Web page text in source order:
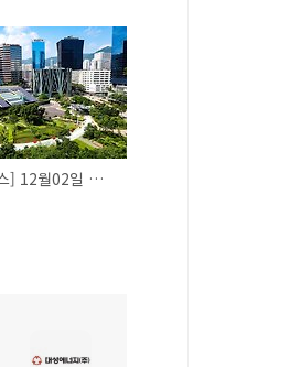
[에너지뉴스] 12월02일 에너지뉴스